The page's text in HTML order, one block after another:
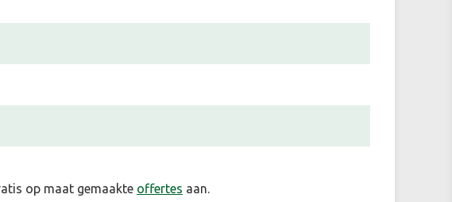
op maat gemaakte offertes aan.